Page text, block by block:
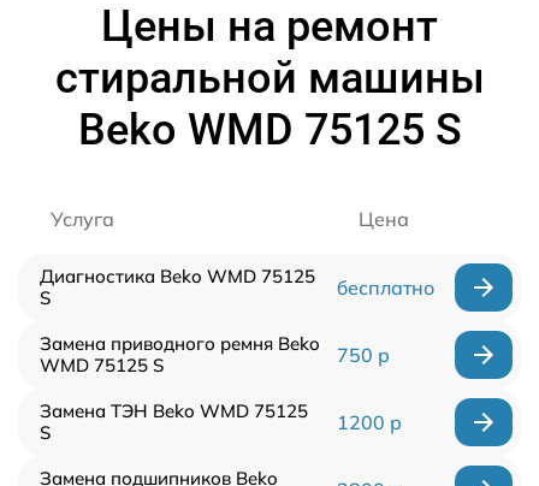
Цены на ремонт
стиральной машины
Beko WMD 75125 S
Услуга Цена
Диагностика Beko WMD 75125
S
бесплатно
Замена приводного ремня Beko
WMD 75125 S
750 р
Замена ТЭН Beko WMD 75125
S
1200 р
Замена подшипников Beko